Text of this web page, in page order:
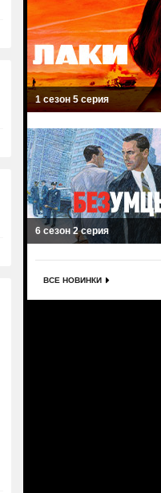
1 сезон 5 серия
6 сезон 2 серия
ВСЕ НОВИНКИ